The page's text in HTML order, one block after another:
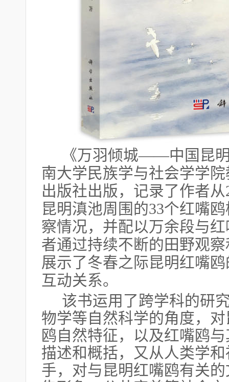
《万羽倾城——中国昆明
南大学民族学与社会学学
出版社出版，记录了作者
昆明滇池周围的33个红嘴
察情况，并配以万余段与
者通过持续不断的田野观
展示了冬春之际昆明红嘴
互动关系。
该书运用了跨学科的研
物学等自然科学的角度，
鸥自然特征，以及红嘴鸥
描述和概括，又从人类学
手，对与昆明红嘴鸥有关